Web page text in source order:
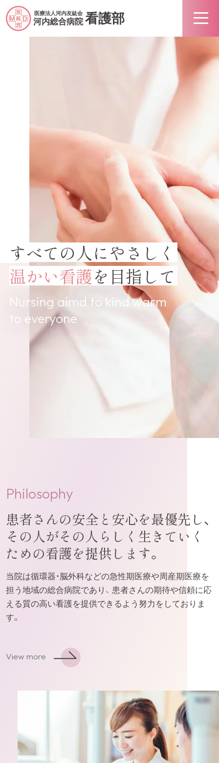
医療法人河内友紘会
河内総合病院 看護部
すべての人にやさしく
温かい看護を目指して
Nursing aimd to kind warm
to everyone
Philosophy
患者さんの安全と安心を最優先し、
その人がその人らしく生きていく
ための看護を提供します。
当院は循環器・脳外科などの急性期医療や周産期医療を
担う地域の総合病院であり、 患者さんの期待や信頼に応
える質の高い看護を提供できるよう努力をしておりま
す。
View more